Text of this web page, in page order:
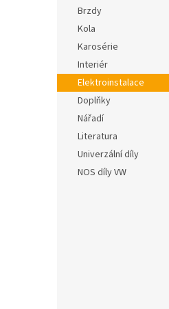
Brzdy
Kola
Karosérie
Interiér
Elektroinstalace
Doplňky
Nářadí
Literatura
Univerzální díly
NOS díly VW